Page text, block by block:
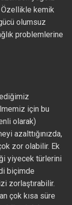
kemik
olumsuz
problemlerine
için bu
olarak)
azalttığınızda,
zor olabilir. Ek
yiyecek türlerini
biçimde
zorlaştırabilir.
çok kısa süre